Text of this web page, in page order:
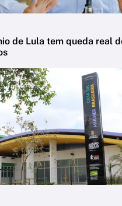
de Lula tem queda real